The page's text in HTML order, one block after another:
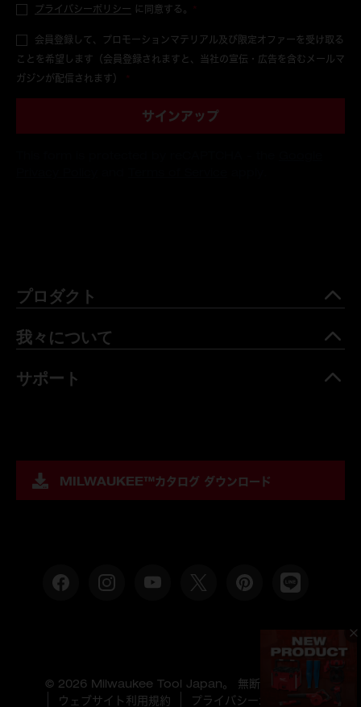
プロダクト
我々について
サポート
プライバシーポリシー に同意する。 *
会員登録して、プロモーションマテリアル及び限定オファーを受け取る
ことを希望します（会員登録されますと、当社の宣伝・広告を含むメールマ
ガジンが配信されます） *
サインアップ
MILWAUKEE™カタログ ダウンロード
© 2026 Milwaukee Tool Japan。 無断複製禁止。
ウェブサイト利用規約
プライバシーポリシー